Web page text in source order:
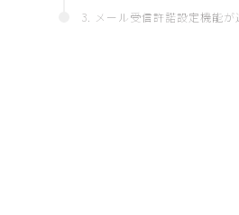
3. メール受信許諾設定機能が